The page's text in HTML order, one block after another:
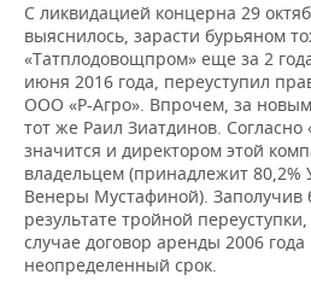
С ликвидацией концерна 29
выяснилось, зарасти бурьяном
«Татплодовощпром» еще за 2
июня 2016 года, переуступил
ООО «Р-Агро». Впрочем, за
тот же Раил Зиатдинов.
значится и директором этой
владельцем (принадлежит
Венеры Мустафиной). Заполучив
результате тройной
случае договор аренды 2006
неопределенный срок.